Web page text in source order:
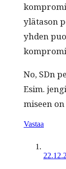
ylä­ta­son
yhden
No, SDn
Esim.
miseen
Vastaa